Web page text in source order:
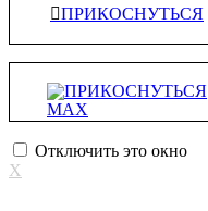
ПРИКОСНУТЬСЯ
ПРИКОСНУТЬСЯ
Отключить это окно
X